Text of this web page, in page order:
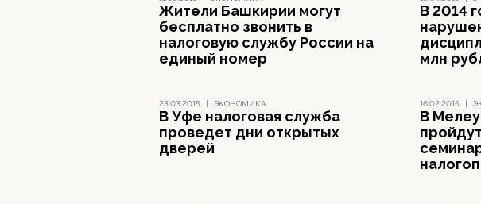
Жители Башкирии могут
бесплатно звонить в
налоговую службу России на
единый номер
В 2014
млн
23.03.2015 | ЭКОНОМИКА
В Уфе налоговая служба
проведет дни открытых
дверей
16.02.2015 |
В